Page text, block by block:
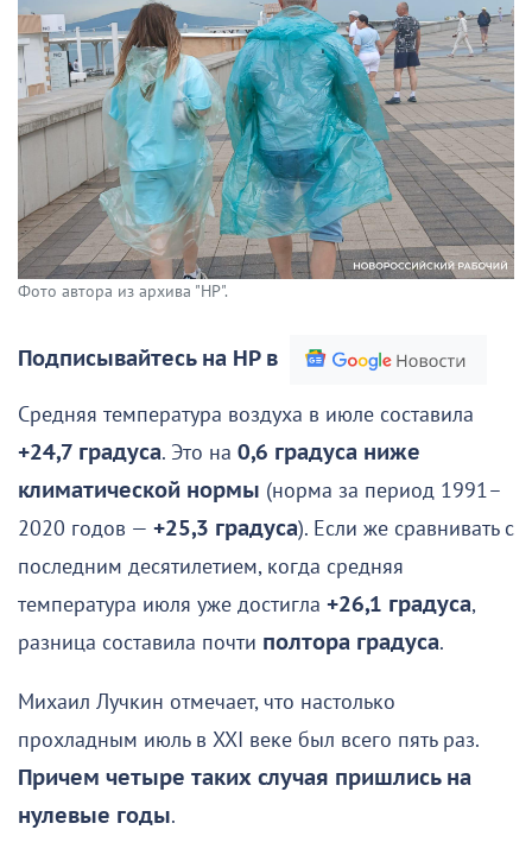
Фото автора из архива "НР".
Подписывайтесь на НР в
Средняя температура воздуха в июле составила
+24,7 градуса. Это на 0,6 градуса ниже
климатической нормы (норма за период 1991–
2020 годов — +25,3 градуса). Если же сравнивать с
последним десятилетием, когда средняя
температура июля уже достигла +26,1 градуса,
разница составила почти полтора градуса.
Михаил Лучкин отмечает, что настолько
прохладным июль в XXI веке был всего пять раз.
Причем четыре таких случая пришлись на
нулевые годы.